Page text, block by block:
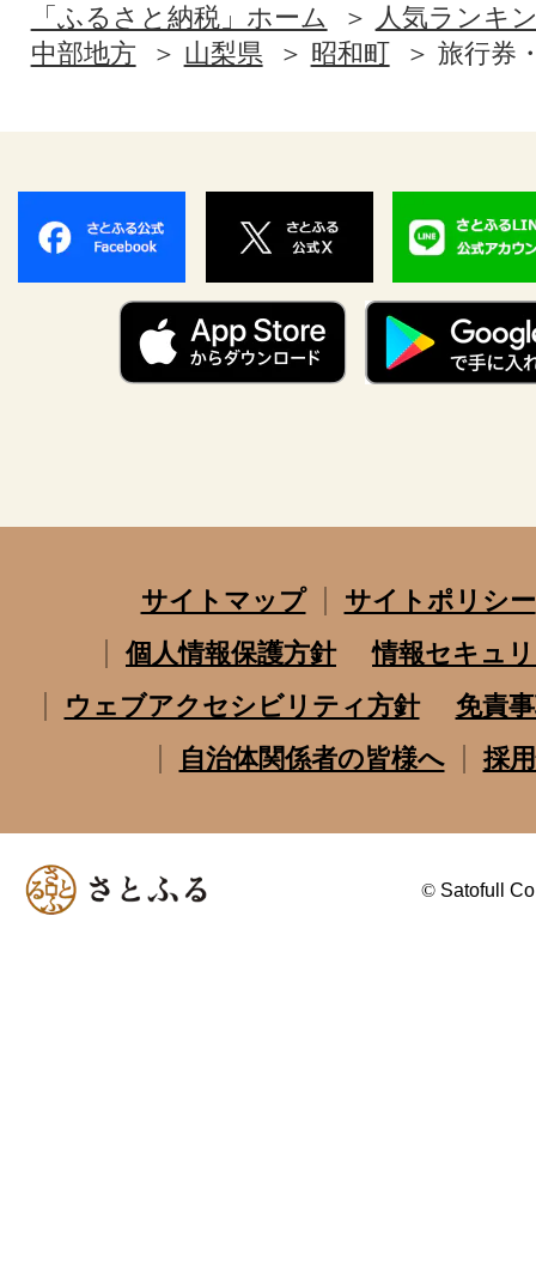
「ふるさと納税」ホーム
人気ランキ
中部地方
山梨県 昭和町 旅行券
サイトマップ
サイトポリシー
個人情報保護方針
情報セキュ
ウェブアクセシビリティ方針
免責
自治体関係者の皆様へ
採
© Satofull